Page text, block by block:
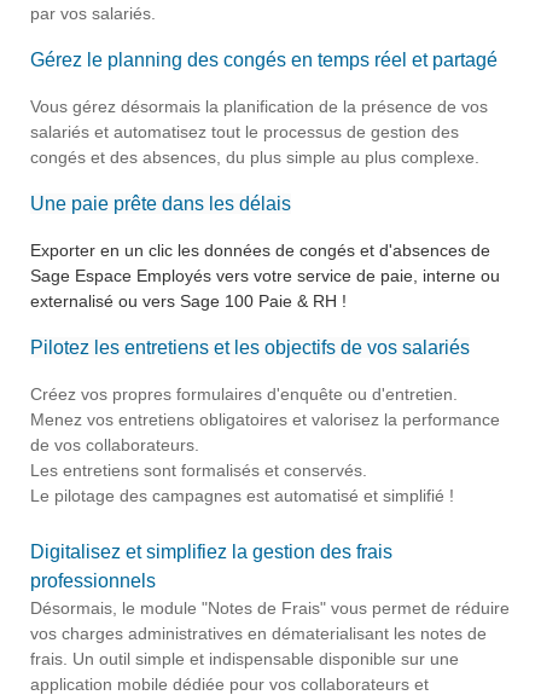
par vos salariés.
Gérez le planning des congés en temps réel et partagé
Vous gérez désormais la planification de la présence de vos
salariés et automatisez tout le processus de gestion des
congés et des absences, du plus simple au plus complexe.
Une paie prête dans les délais
Exporter en un clic les données de congés et d'absences de
Sage Espace Employés vers votre service de paie, interne ou
externalisé ou vers Sage 100 Paie & RH !
Pilotez les entretiens et les objectifs de vos salariés
Créez vos propres formulaires d'enquête ou d'entretien.
Menez vos entretiens obligatoires et valorisez la performance
de vos collaborateurs.
Les entretiens sont formalisés et conservés.
Le pilotage des campagnes est automatisé et simplifié !
Digitalisez et simplifiez la gestion des frais
professionnels
Désormais, le module "Notes de Frais" vous permet de réduire
vos charges administratives en dématerialisant les notes de
frais. Un outil simple et indispensable disponible sur une
application mobile dédiée pour vos collaborateurs et